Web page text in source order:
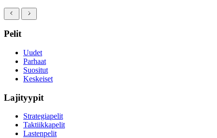
Pelit
Uudet
Parhaat
Suositut
Keskeiset
Lajityypit
Strategiapelit
Taktiikkapelit
Lastenpelit